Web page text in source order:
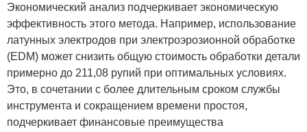
Экономический анализ подчеркивает экономическую
эффективность этого метода. Например, использование
латунных электродов при электроэрозионной обработке
(EDM) может снизить общую стоимость обработки детали
примерно до 211,08 рупий при оптимальных условиях.
Это, в сочетании с более длительным сроком службы
инструмента и сокращением времени простоя,
подчеркивает финансовые преимущества